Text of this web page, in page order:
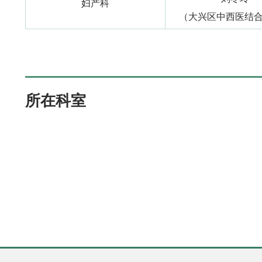
妇产科
（大兴区中西医结
所在科室